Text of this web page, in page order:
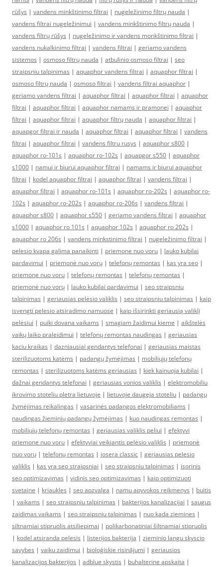
rūšys | vandens minkštinimo filtrai | nugeležinimo filtrų nauda |
vandens filtrai nugeležinimui | vandens minkštinimo filtrų nauda |
vandens filtrų rūšys | nugeležinimo ir vandens monkštinimo filtrai |
vandens nukalkinimo filtrai | vandens filtrai | geriamo vandens
sistemos | osmoso filtrų nauda | atbulinio osmoso filtrai | seo
straipsniu talpinimas | aquaphor vandens filtrai | aquaphor filtrai |
osmoso filtrų nauda | osmoso filtrai | vandens filtrai aquaphor |
geriamo vandens filtrai | aquaphor filtrai | aquaphor filtrai | aquaphor
filtrai | aquaphor filtrai | aquaphor namams ir pramonei | aquaphor
filtrai | aquaphor filtrai | aquaphor filtrų nauda | aquaphor filtrai |
aquapgor filtrai ir nauda | aquaphor filtrai | aquaphor filtrai | vandens
filtrai | aquaphor filtrai | vandens filtru rusys | aquaphor s800 |
aquaphor ro-101s | aquaphor ro-102s | aquapgor s550 | aquaphor
s1000 | namui ir biurui aquaphor filtrai | namams ir biurui aquaphor
filtrai | kodel aquaphor filtrai | aquaphor filtrai | vandens filtrai |
aquaphor filtrai | aquaphor ro-101s | aquaphor ro-202s | aquaphor ro-
102s | aquaphor ro-202s | aquaphor ro-206s | vandens filtrai |
aquaphor s800 | aquaphor s550 | geriamo vandens filtrai | aquaphor
s1000 | aquaphor ro 101s | aquaphor 102s | aquaphor ro 202s |
aquaphor ro 206s | vandens minkstinimo filtrai | nugeležinimo filtrai |
pelesio kvapa galima panaikinti | priemone nuo voru | lauko kubilai
pardavimui | priemonė nuo vorų | telefonų remontas | kas yra seo |
priemone nuo voru | telefonų remontas | telefonų remontas |
priemonė nuo vorų | lauko kubilai pardavimui | seo straipsniu
talpinimas | geriausias pelėsio valiklis | seo straipsniu talpinimas | kaip
isvengti pelesio atsiradimo namuose | kaip išsirinkti geriausią valiklį
pelėsiui | puiki dovana vaikams | smagiam žaidimui kieme | aikštelės
vaikų laiko praleidimui | telefonų remontas naudingas | geriausias
kaciu kraikas | dazniausiai gendantys telefonai | geriausias maistas
sterilizuotoms katėms | padangų žymėjimas | mobiliųjų telefonų
remontas | sterilizuotoms katėms geriausias | kiek kainuoja kubilai |
dažnai gendantys telefonai | geriausias vonios valiklis | elektromobiliu
ikrovimo stoteliu pletra lietuvoje | lietuvoje daugeja stoteliu | padangų
žymėjimas reikalingas | vasarinės padangos elektromobiliams |
naudingas žieminių padangų žymėjimas | kuo naudingas remontas |
mobiliųjų telefonų remontas | geriausias valiklis peliui | efektyvi
priemone nuo voru | efektyviai veikiantis pelėsio valiklis | priemonė
nuo vorų | telefonų remontas | josera classic | geriausias pelesio
valiklis | kas yra seo straipsniai | seo straipsniu talpinimas | isorinis
seo optimizavimas | vidinis seo optimizavimas | kaip optimizuoti
svetaine | kriaukles | seo apzvalga | namu apyvokos reikmenys | buitis
| vaikams | seo straipsniu talpinimas | bakterijos kanalizacijai | saugus
zaidimas vaikams | seo straipsniu talpinimas | nuo kada ziemines |
siltnamiai stipruolis atsiliepimai | polikarbonatiniai šiltnamiai stipruolis
| kodel atsiranda pelesis | listerijos bakterija | zieminio langu skyscio
savybes | vaiku zaidimui | bioloģiskie risinājumi | geriausios
kanalizacijos bakterijos | adblue skystis | buhalterine apskaita |